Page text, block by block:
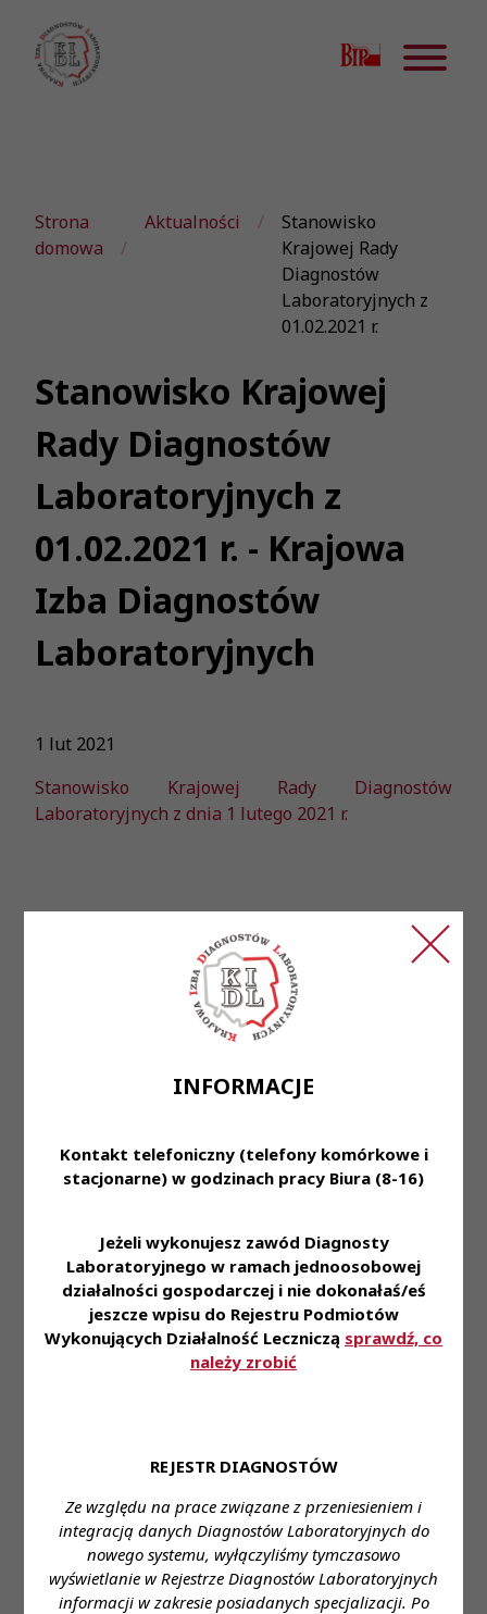
INFORMACJE
Kontakt telefoniczny (telefony komórkowe i
stacjonarne) w godzinach pracy Biura (8-16)
Jeżeli wykonujesz zawód Diagnosty
Laboratoryjnego w ramach jednoosobowej
działalności gospodarczej i nie dokonałaś/eś
jeszcze wpisu do Rejestru Podmiotów
Wykonujących Działalność Leczniczą sprawdź, co
należy zrobić
REJESTR DIAGNOSTÓW
Ze względu na prace związane z przeniesieniem i
integracją danych Diagnostów Laboratoryjnych do
nowego systemu, wyłączyliśmy tymczasowo
wyświetlanie w Rejestrze Diagnostów Laboratoryjnych
informacji w zakresie posiadanych specjalizacji. Po
Strona
domowa
Aktualności
Stanowisko
Krajowej Rady
Diagnostów
Laboratoryjnych z
01.02.2021 r.
Stanowisko Krajowej
Rady Diagnostów
Laboratoryjnych z
01.02.2021 r. - Krajowa
Izba Diagnostów
Laboratoryjnych
1 lut 2021
Stanowisko Krajowej Rady Diagnostów
Laboratoryjnych z dnia 1 lutego 2021 r.
Przeczytaj również
Komunikat Prezes KRDL z dnia 6.08.2026
31 lip 2026
Diagnosta laboratoryjny 2/2026 już jest!
[04.08.2026] Dyżur Rzecznika
Odpowiedzialności Zawodowej